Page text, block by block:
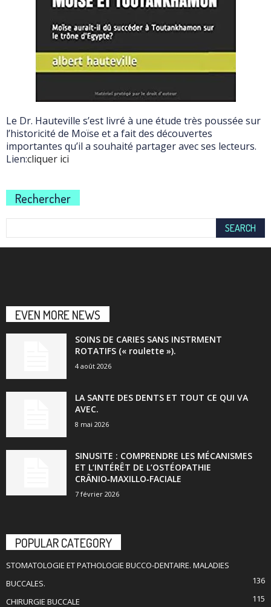
Le Dr. Hauteville s’est livré à une étude très poussée sur
l’historicité de Moïse et a fait des découvertes
importantes qu’il a souhaité partager avec ses lecteurs.
Lien:cliquer ici
Rechercher
EVEN MORE NEWS
SOINS DE CARIES SANS INSTRMENT
ROTATIFS (« roulette »).
4 août 2026
LA SANTE DES DENTS ET TOUT CE QUI VA
AVEC.
8 mai 2026
SINUSITE : COMPRENDRE LES MÉCANISMES
ET L’INTÉRÊT DE L’OSTÉOPATHIE
CRÂNIO‑MAXILLO‑FACIALE
7 février 2026
POPULAR CATEGORY
STOMATOLOGIE ET PATHOLOGIE BUCCO-DENTAIRE. MALADIES
BUCCALES.
136
CHIRURGIE BUCCALE
115